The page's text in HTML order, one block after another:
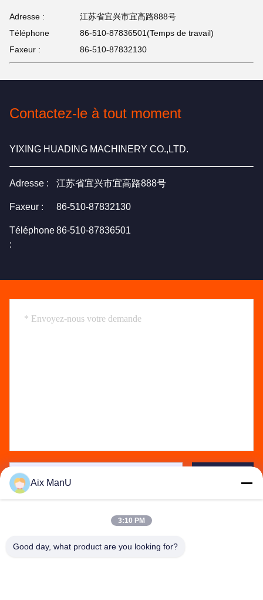
Adresse :
江苏省宜兴市宜高路888号
Téléphone
86-510-87836501(Temps de travail)
Faxeur :
86-510-87832130
Contactez-le à tout moment
YIXING HUADING MACHINERY CO.,LTD.
Adresse : 江苏省宜兴市宜高路888号
Faxeur : 86-510-87832130
Téléphone
:
86-510-87836501
Aix ManU
3:10 PM
Good day, what product are you looking for?